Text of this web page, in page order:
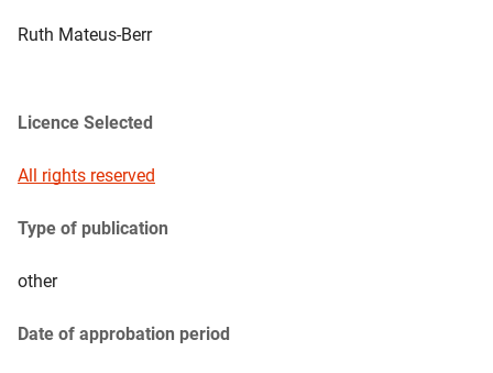
Ruth Mateus-Berr
Licence Selected
All rights reserved
Type of publication
other
Date of approbation period